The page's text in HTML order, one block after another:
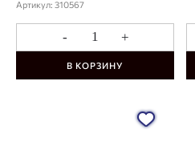
Артикул: 310567
- +
В КОРЗИНУ